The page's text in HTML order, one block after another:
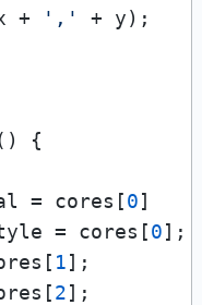
+ ',' + y);
) {
= cores[0]
= cores[0];
1];
2];